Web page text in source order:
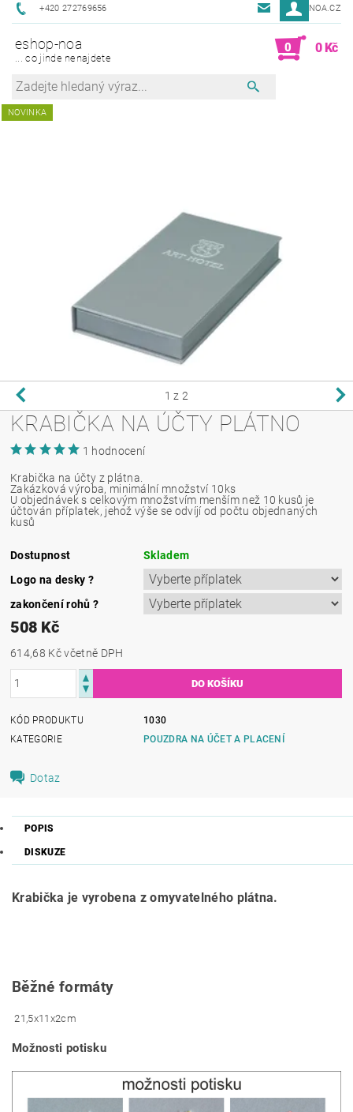
+420 272769656 NOA@NOA.CZ
eshop-noa
... co jinde nenajdete
0 0 Kč
NOVINKA
1 z 2
KRABIČKA NA ÚČTY PLÁTNO
1 hodnocení
Krabička na účty z plátna.
Zakázková výroba, minimální množství 10ks
U objednávek s celkovým množstvím menším než 10 kusů je
účtován příplatek, jehož výše se odvíjí od počtu objednaných
kusů
Dostupnost
Skladem
Logo na desky ?
zakončení rohů ?
508 Kč
614,68 Kč včetně DPH
KÓD PRODUKTU
1030
KATEGORIE
POUZDRA NA ÚČET A PLACENÍ
Dotaz
POPIS
DISKUZE
Krabička je vyrobena z omyvatelného plátna.
Běžné formáty
21,5x11x2cm
Možnosti potisku